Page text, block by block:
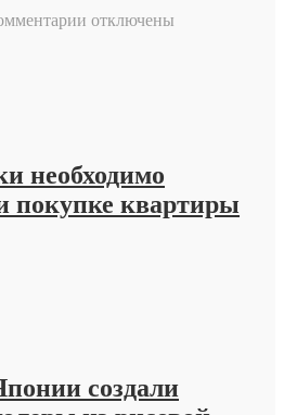
котключены
необходимо
покупке квартиры
создали